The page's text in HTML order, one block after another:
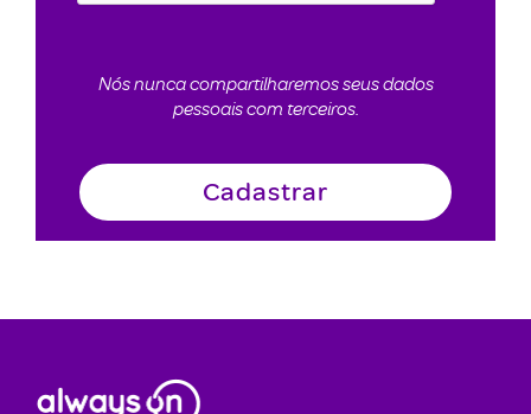
Nós nunca compartilharemos seus dados
pessoais com terceiros.